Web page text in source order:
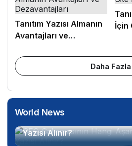
Tanıtım Yazısı Almanın
Avantajları ve
İçin
Daha Fazla
World News
Yazısı Alınır?